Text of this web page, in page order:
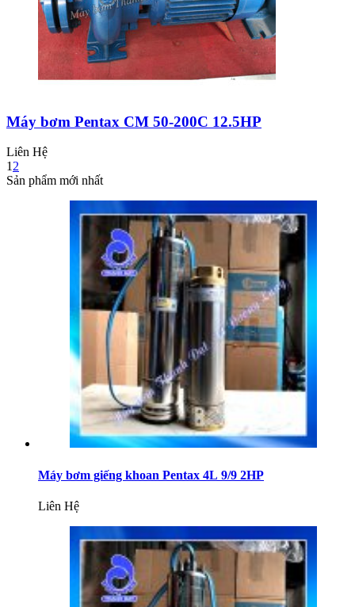
Máy bơm Pentax CM 50-200C 12.5HP
Liên Hệ
1 2
Sản phẩm mới nhất
Máy bơm giếng khoan Pentax 4L 9/9 2HP
Liên Hệ